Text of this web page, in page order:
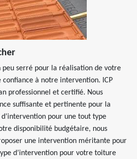
peu serré pour la réalisation de votre
à notre intervention. ICP
professionnel et certifié. Nous
suffisante et pertinente pour la
pour une tout type
disponibilité budgétaire, nous
une intervention méritante pour
d’intervention pour votre toiture